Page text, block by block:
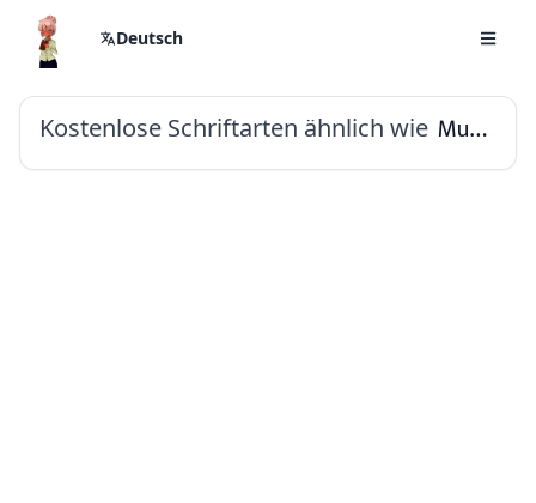
Deutsch
Kostenlose Schriftarten ähnlich wie Mukta Malar